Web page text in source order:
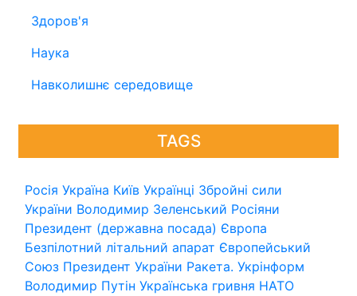
Здоров'я
Наука
Навколишнє середовище
TAGS
Росія Україна Київ Українці Збройні сили
України Володимир Зеленський Росіяни
Президент (державна посада) Європа
Безпілотний літальний апарат Європейський
Союз Президент України Ракета. Укрінформ
Володимир Путін Українська гривня НАТО